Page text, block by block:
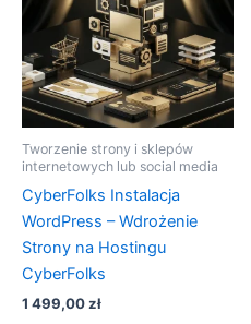
Tworzenie strony i sklepów
internetowych lub social media
CyberFolks Instalacja
WordPress – Wdrożenie
Strony na Hostingu
CyberFolks
1 499,00zł